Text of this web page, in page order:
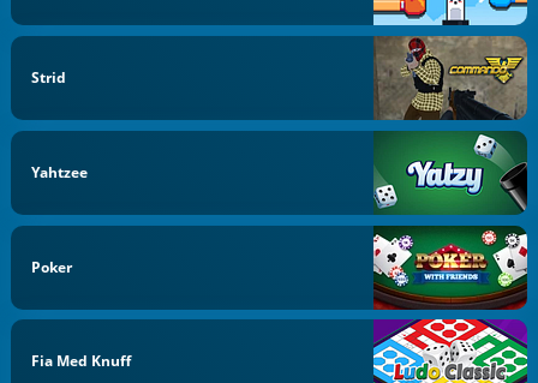
Strid
Yahtzee
Poker
Fia Med Knuff